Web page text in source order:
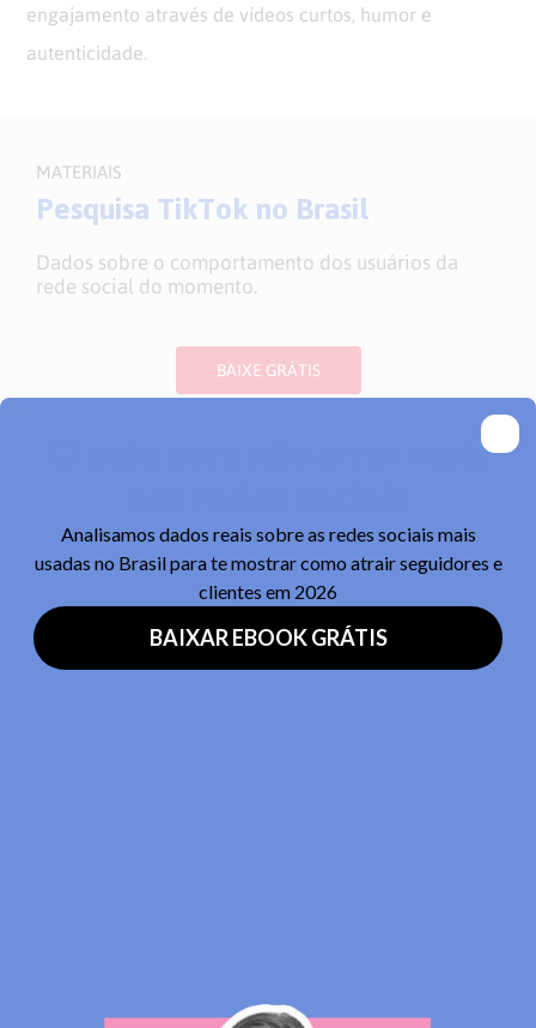
engajamento através de vídeos curtos, humor e
autenticidade.
MATERIAIS
Pesquisa TikTok no Brasil
Dados sobre o comportamento dos usuários da
rede social do momento.
BAIXE GRÁTIS
O WhatsApp, além de ser uma ferramenta de
comunicação pessoal, se consolidou como um dos
canais de atendimento e vendas mais utilizados pelas
empresas. Com mais de 2 bilhões de usuários ativos, o